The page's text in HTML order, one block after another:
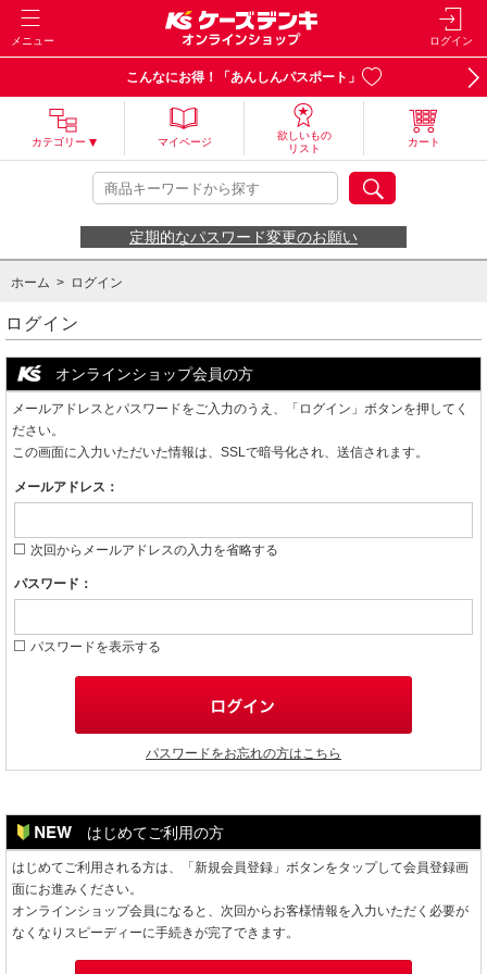
メニュー ログイン
こんなにお得！「あんしんパスポート」
カテゴリー マイページ
欲しいもの
リスト
カート
定期的なパスワード変更のお願い
ホーム > ログイン
ログイン
オンラインショップ会員の方
メールアドレスとパスワードをご入力のうえ、「ログイン」ボタンを押してく
ださい。
この画面に入力いただいた情報は、SSLで暗号化され、送信されます。
メールアドレス：
次回からメールアドレスの入力を省略する
パスワード：
パスワードを表示する
パスワードをお忘れの方はこちら
はじめてご利用の方
はじめてご利用される方は、「新規会員登録」ボタンをタップして会員登録画
面にお進みください。
オンラインショップ会員になると、次回からお客様情報を入力いただく必要が
なくなりスピーディーに手続きが完了できます。